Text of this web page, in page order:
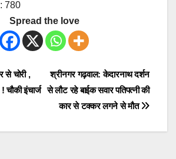
780
Spread the love
श्रीनगर गढ़वाल: केदारनाथ दर्शन
से लौट रहे बाईक सवार पतिपत्नी की
कार से टक्कर लगने से मौत
से चोरी ,
चौकी इंचार्ज